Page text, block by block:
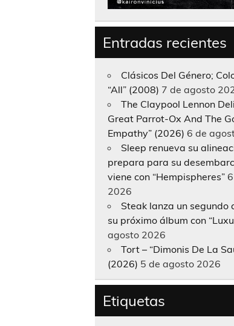
Entradas recientes
Clásicos Del Género;
“All” (2008) 7 de agosto
The Claypool Lennon
Great Parrot-Ox And The
Empathy” (2026) 6 de
Sleep renueva su
prepara para su
viene con “Hempispheres”
2026
Steak lanza un segundo
su próximo álbum con
agosto 2026
Tort – “Dimonis De La
(2026) 5 de agosto 2026
Etiquetas